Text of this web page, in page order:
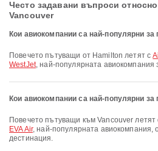
Често задавани въпроси
Vancouver
Кои авиокомпании са най-популярни за
Повечето пътуващи от Hamilton летят с
WestJet, най-популярната авиокомпания
Кои авиокомпании са най-популярни
Повечето пътуващи към Vancouver летят
EVA Air, най-популярната авиокомпания,
дестинация.